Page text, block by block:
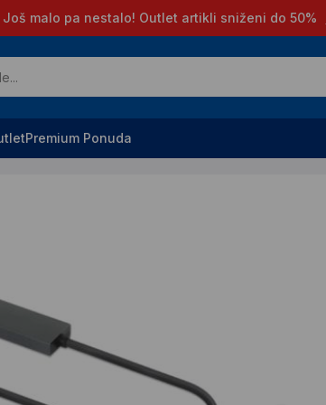
Još malo pa nestalo! Outlet artikli sniženi do 50%
Premium Ponuda